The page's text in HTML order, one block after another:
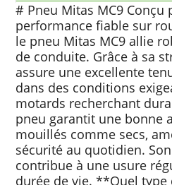
# Pneu Mitas MC9
performance fiable sur
le pneu Mitas MC9 allie
de conduite. Grâce à sa
assure une excellente
dans des conditions
motards recherchant
pneu garantit une bonne
mouillés comme secs,
sécurité au quotidien.
contribue à une usure
durée de vie. **Quel